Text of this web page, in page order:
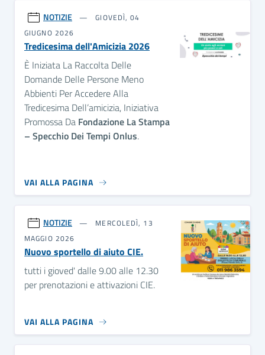
NOTIZIE
GIOVEDÌ, 04
GIUGNO 2026
Tredicesima dell'Amicizia 2026
È Iniziata La Raccolta Delle
Domande Delle Persone Meno
Abbienti Per Accedere Alla
Tredicesima Dell’amicizia, Iniziativa
Promossa Da Fondazione La Stampa
– Specchio Dei Tempi Onlus.
VAI ALLA PAGINA
NOTIZIE
MERCOLEDÌ, 13
MAGGIO 2026
Nuovo sportello di aiuto CIE.
tutti i gioved' dalle 9.00 alle 12.30
per prenotazioni e attivazioni CIE.
VAI ALLA PAGINA